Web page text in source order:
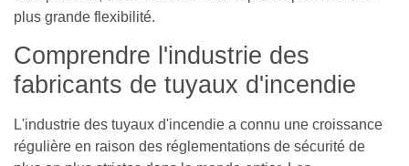
plus grande flexibilité.
Comprendre l'industrie des
fabricants de tuyaux d'incendie
L'industrie des tuyaux d'incendie a connu une croissance
régulière en raison des réglementations de sécurité de